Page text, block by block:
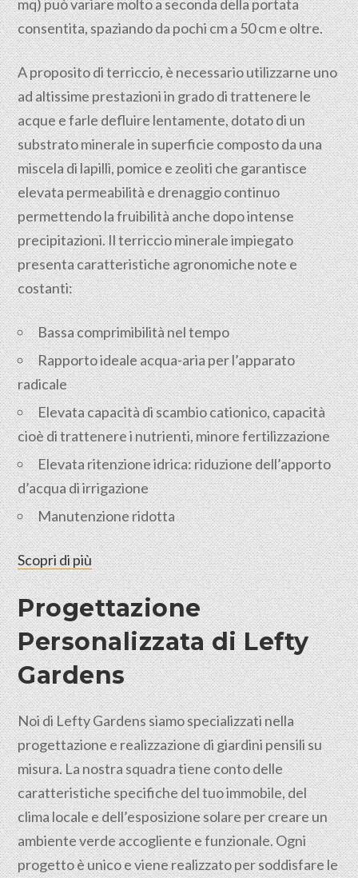
mq) può variare molto a seconda della portata
consentita, spaziando da pochi cm a 50 cm e oltre.
A proposito di terriccio, è necessario utilizzarne uno
ad altissime prestazioni in grado di trattenere le
acque e farle defluire lentamente, dotato di un
substrato minerale in superficie composto da una
miscela di lapilli, pomice e zeoliti che garantisce
elevata permeabilità e drenaggio continuo
permettendo la fruibilità anche dopo intense
precipitazioni. Il terriccio minerale impiegato
presenta caratteristiche agronomiche note e
costanti:
Bassa comprimibilità nel tempo
Rapporto ideale acqua-aria per l’apparato
radicale
Elevata capacità di scambio cationico, capacità
cioè di trattenere i nutrienti, minore fertilizzazione
Elevata ritenzione idrica: riduzione dell’apporto
d’acqua di irrigazione
Manutenzione ridotta
Scopri di più
Progettazione
Personalizzata di Lefty
Gardens
Noi di Lefty Gardens siamo specializzati nella
progettazione e realizzazione di giardini pensili su
misura. La nostra squadra tiene conto delle
caratteristiche specifiche del tuo immobile, del
clima locale e dell’esposizione solare per creare un
ambiente verde accogliente e funzionale. Ogni
progetto è unico e viene realizzato per soddisfare le